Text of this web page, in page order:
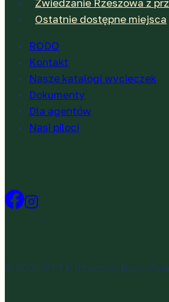
Zwiedzanie Rzeszowa z
Ostatnie dostępne miejsca
RODO
Kontakt
Nasze katalogi wycieczek
Dokumenty
Dla agentów
Nasi piloci
© 2026 PTTK Rzeszów Biuro